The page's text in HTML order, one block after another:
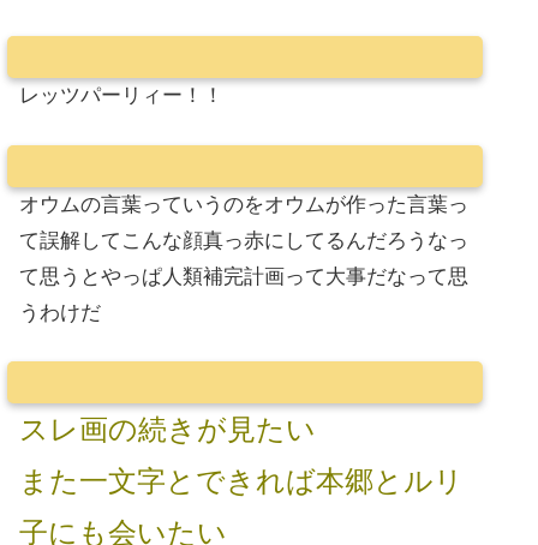
レッツパーリィー！！
オウムの言葉っていうのをオウムが作った言葉っ
て誤解してこんな顔真っ赤にしてるんだろうなっ
て思うとやっぱ人類補完計画って大事だなって思
うわけだ
スレ画の続きが見たい
また一文字とできれば本郷とルリ
子にも会いたい